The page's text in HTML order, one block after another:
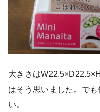
大きさは
はそう思いました。で
い。